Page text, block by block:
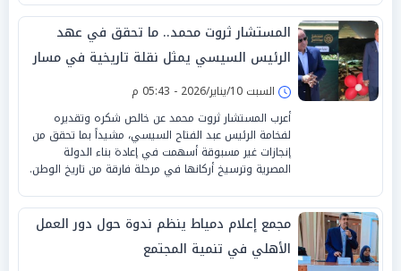
المستشار ثروت محمد.. ما تحقق في عهد
الرئيس السيسي يمثل نقلة تاريخية في مسار
الدولة المصرية
السبت 10/يناير/2026 - 05:43 م
أعرب المستشار ثروت محمد عن خالص شكره وتقديره
لفخامة الرئيس عبد الفتاح السيسي، مشيداً بما تحقق من
إنجازات غير مسبوقة أسهمت في إعادة بناء الدولة
المصرية وترسيخ أركانها في مرحلة فارقة من تاريخ الوطن.
مجمع إعلام دمياط ينظم ندوة حول دور العمل
الأهلي في تنمية المجتمع